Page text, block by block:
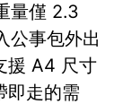
量僅 2.3
公事包外出
援 A4 尺寸
即走的需